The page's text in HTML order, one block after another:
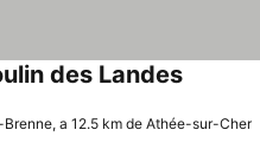
des LandesVer
a 12.5 km de Athée-sur-Cher